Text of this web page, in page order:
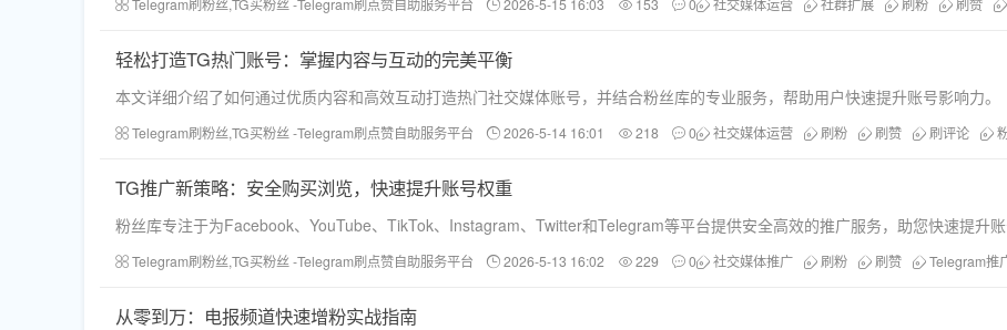
Telegram刷粉丝,TG买粉丝 -Telegram刷点赞自助服务平台 2026-5-15 16:03 153 0 社交媒体运营 社群扩展 刷粉 刷赞
轻松打造TG热门账号：掌握内容与互动的完美平衡
本文详细介绍了如何通过优质内容和高效互动打造热门社交媒体账号，并结合粉丝库的专业服务，帮助用户快速提升账号影响力。
Telegram刷粉丝,TG买粉丝 -Telegram刷点赞自助服务平台 2026-5-14 16:01 218 0 社交媒体运营 刷粉 刷赞 刷评论
TG推广新策略：安全购买浏览，快速提升账号权重
粉丝库专注于为Facebook、YouTube、TikTok、Instagram、Twitter和Telegram等平台提供安全高效的推广服务，助您快速提升账
Telegram刷粉丝,TG买粉丝 -Telegram刷点赞自助服务平台 2026-5-13 16:02 229 0 社交媒体推广 刷粉 刷赞 Telegram推
从零到万：电报频道快速增粉实战指南